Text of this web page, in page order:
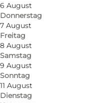
6 August
Donnerstag
7 August
Freitag
8 August
Samstag
9 August
Sonntag
11 August
Dienstag